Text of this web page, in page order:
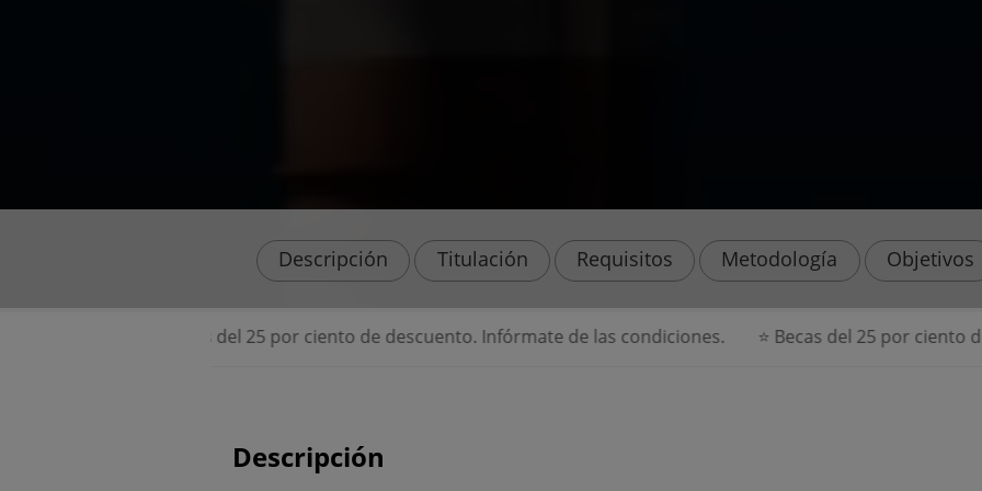
Descripción Titulación Requisitos Metodología Objetivos
⭐ Becas del 25 por ciento de descuento. Infórmate de las condiciones. ⭐ Becas del 25 por ciento de
Descripción